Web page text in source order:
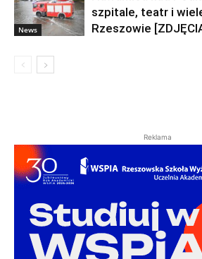
News
szpitale, teatr i
Rzeszowie
Reklama